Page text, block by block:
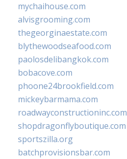
mychaihouse.com
alvisgrooming.com
thegeorginaestate.com
blythewoodseafood.com
paolosdelibangkok.com
bobacove.com
phoone24brookfield.com
mickeybarmama.com
roadwayconstructioninc.com
shopdragonflyboutique.com
sportszilla.org
batchprovisionsbar.com